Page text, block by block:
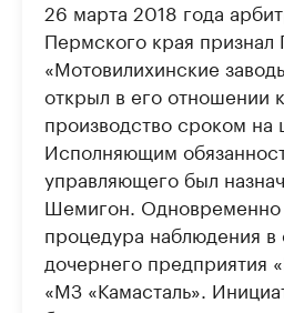
26 марта 2018 года
Пермского края
«Мотовилихинские
открыл в его отношении
производство сроком на
Исполняющим
управляющего был
Шемигон. Одновременно
процедура наблюдения
дочернего предприятия
«МЗ «Камасталь».